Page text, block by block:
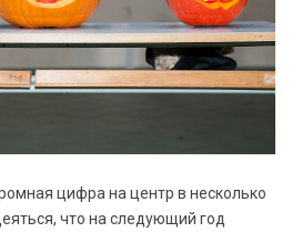
цифра на центр в несколько
что на следующий год